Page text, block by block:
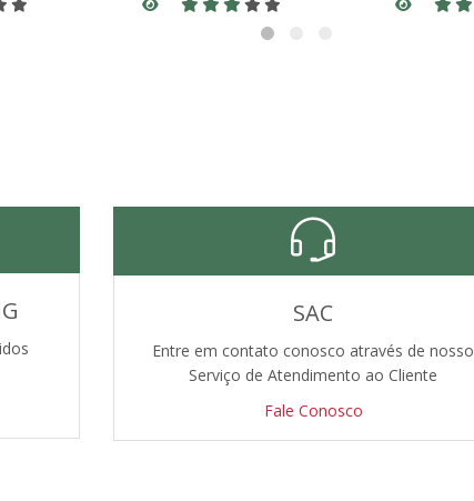
SAC
Entre em contato conosco através de nosso
Serviço de Atendimento ao Cliente
Fale Conosco